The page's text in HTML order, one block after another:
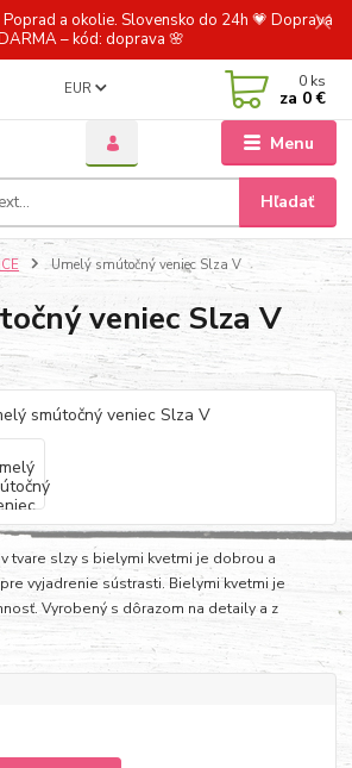
a okolie. Slovensko do 24h 💗 Doprava
– kód: doprava 🌸
Menu
EUR
Hľadať
0 ks
za 0 €
Umelý smútočný veniec Slza V
veniec Slza V
tvare slzy s bielymi kvetmi je dobrou a
vyjadrenie sústrasti. Bielymi kvetmi je
Vyrobený s dôrazom na detaily a z